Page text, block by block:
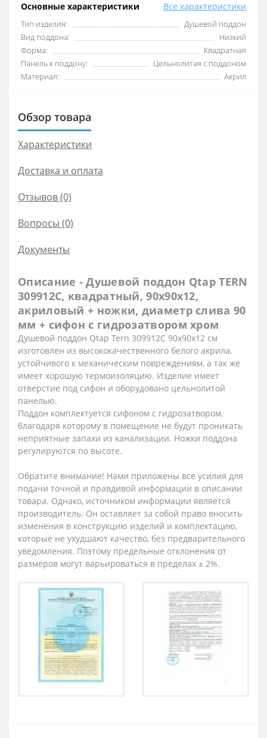
Основные характеристики Все характеристики
Тип изделия:
Душевой поддон
Вид поддона:
Низкий
Форма:
Квадратная
Панель к поддону:
Цельнолитая с поддоном
Материал:
Акрил
Обзор товара
Характеристики
Доставка и оплата
Отзывов (0)
Вопросы (0)
Документы
Описание - Душевой поддон Qtap TERN
309912C, квадратный, 90x90x12,
акриловый + ножки, диаметр слива 90
мм + сифон с гидрозатвором хром
Душевой поддон Qtap Tern 309912C 90x90x12 см
изготовлен из высококачественного белого акрила,
устойчивого к механическим повреждениям, а так же
имеет хорошую термоизоляцию. Изделие имеет
отверстие под сифон и оборудовано цельнолитой
панелью.
Поддон комплектуется сифоном с гидрозатвором,
благодаря которому в помещение не будут проникать
неприятные запахи из канализации. Ножки поддона
регулируются по высоте.
Обратите внимание! Нами приложены все усилия для
подачи точной и правдивой информации в описании
товара. Однако, источником информации является
производитель. Он оставляет за собой право вносить
изменения в конструкцию изделий и комплектацию,
которые не ухудшают качество, без предварительного
уведомления. Поэтому предельные отклонения от
размеров могут варьироваться в пределах ± 2%.